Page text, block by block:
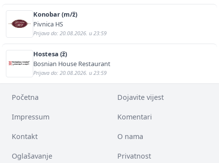
Konobar (m/ž)
Pivnica HS
Prijava do: 20.08.2026. u 23:59
Hostesa (ž)
Bosnian House Restaurant
Prijava do: 20.08.2026. u 23:59
Početna Dojavite vijest
Impressum Komentari
Kontakt O nama
Oglašavanje Privatnost